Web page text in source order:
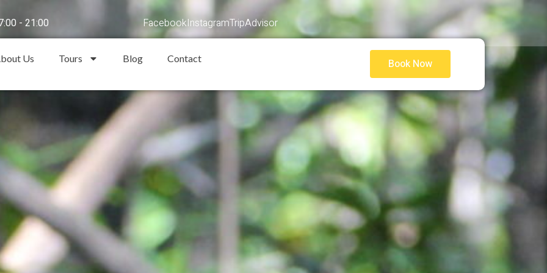
- 21:00 FacebookInstagramTripAdvisor
Us Tours Blog Contact Book Now